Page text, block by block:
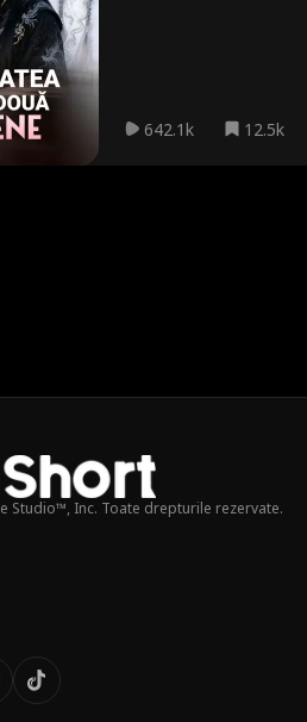
642.1k 12.5k
Studio™, Inc. Toate drepturile rezervate.